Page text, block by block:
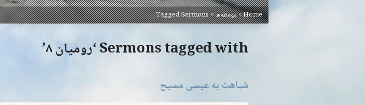
Home
>موعظه‌ها>
Tagged Sermons
Sermons tagged with ‘رومیان ۸’
شباهت به عیسی مسیح